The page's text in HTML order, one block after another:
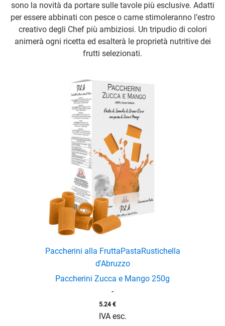
sono la novità da portare sulle tavole più esclusive. Adatti
per essere abbinati con pesce o carne stimoleranno l’estro
creativo degli Chef più ambiziosi. Un tripudio di colori
animerà ogni ricetta ed esalterà le proprietà nutritive dei
frutti selezionati.
Paccherini alla FruttaPastaRustichella
d'Abruzzo
Paccherini Zucca e Mango 250g
-
5.24 €
IVA esc.